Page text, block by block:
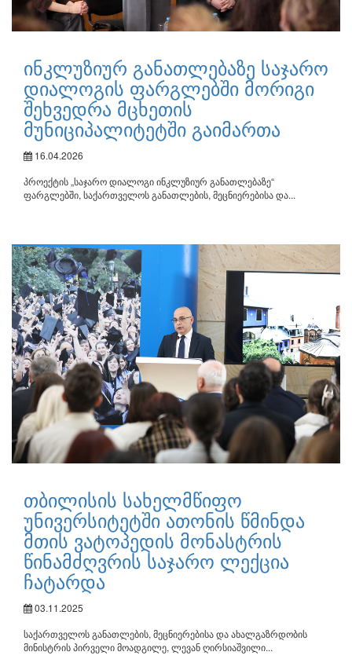
ინკლუზიურ განათლებაზე საჯარო
დიალოგის ფარგლებში მორიგი
შეხვედრა მცხეთის
მუნიციპალიტეტში გაიმართა
16.04.2026
პროექტის „საჯარო დიალოგი ინკლუზიურ განათლებაზე“
ფარგლებში, საქართველოს განათლების, მეცნიერებისა და...
თბილისის სახელმწიფო
უნივერსიტეტში ათონის წმინდა
მთის ვატოპედის მონასტრის
წინამძღვრის საჯარო ლექცია
ჩატარდა
03.11.2025
საქართველოს განათლების, მეცნიერებისა და ახალგაზრდობის
მინისტრის პირველი მოადგილე, ლევან ღირსიაშვილი...